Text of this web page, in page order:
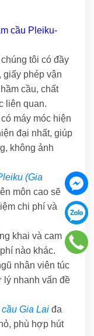
cầu Pleiku-
chúng tôi có đầy
giấy phép vận
cầu, chất
liên quan.
có máy móc hiện
đại nhất, giúp
không ảnh
(Gia
môn cao sẽ
chi phí và
khai và cam
nào khác.
nhân viên túc
lý nhanh vấn đề
Gia Lai đa
phù hợp hút